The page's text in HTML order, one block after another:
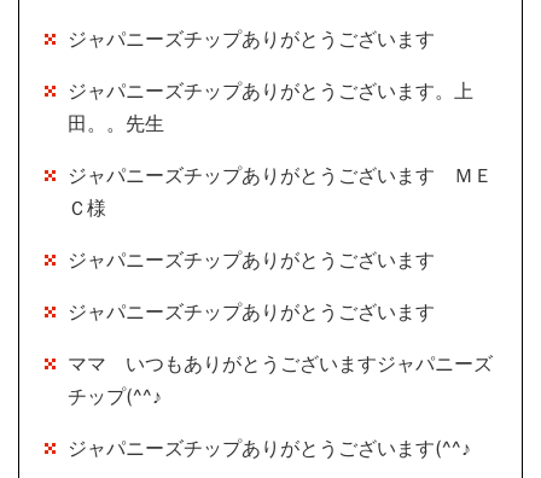
ジャパニーズチップありがとうございます
ジャパニーズチップありがとうございます。上
田。。先生
ジャパニーズチップありがとうございます ＭＥ
Ｃ様
ジャパニーズチップありがとうございます
ジャパニーズチップありがとうございます
ママ いつもありがとうございますジャパニーズ
チップ(^^♪
ジャパニーズチップありがとうございます(^^♪